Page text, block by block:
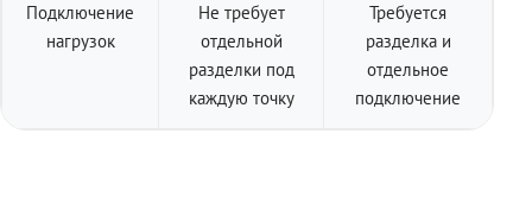
Подключение
нагрузок
Не требует
отдельной
разделки под
каждую точку
Требуется
разделка и
отдельное
подключение